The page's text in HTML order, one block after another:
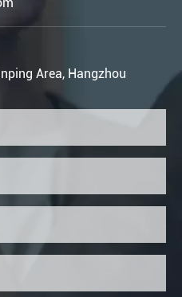
Area, Hangzhou